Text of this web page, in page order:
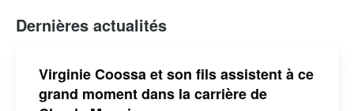
Dernières actualités
Virginie Coossa et son fils assistent à ce
grand moment dans la carrière de